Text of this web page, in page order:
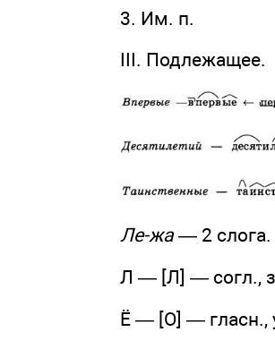
3. Им. п.
III. Подлежащее.
Ле-жа — 2 слога.
Л — [Л] — согл.,
Ё — [О] — гласн.,